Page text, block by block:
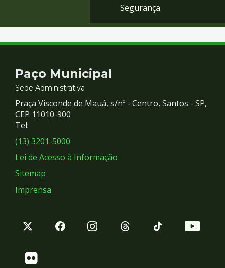
Segurança
Contato
e
Redes
Sociais
Paço Municipal
Sede Administrativa
Praça Visconde de Mauá, s/nº - Centro, Santos - SP,
CEP 11010-900
Tel:
(13) 3201-5000
Lei de Acesso à Informação
Sitemap
Imprensa